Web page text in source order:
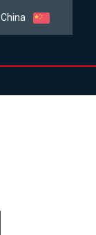
China